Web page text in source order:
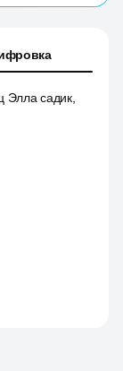
садик,